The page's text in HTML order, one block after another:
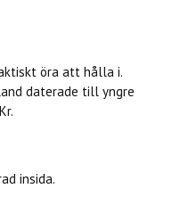
öra att hålla i.
daterade till yngre
insida.